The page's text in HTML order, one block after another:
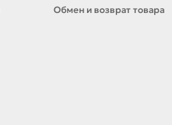
Обмен и возврат товара